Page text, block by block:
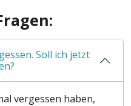
Soll ich jetzt
vergessen haben,